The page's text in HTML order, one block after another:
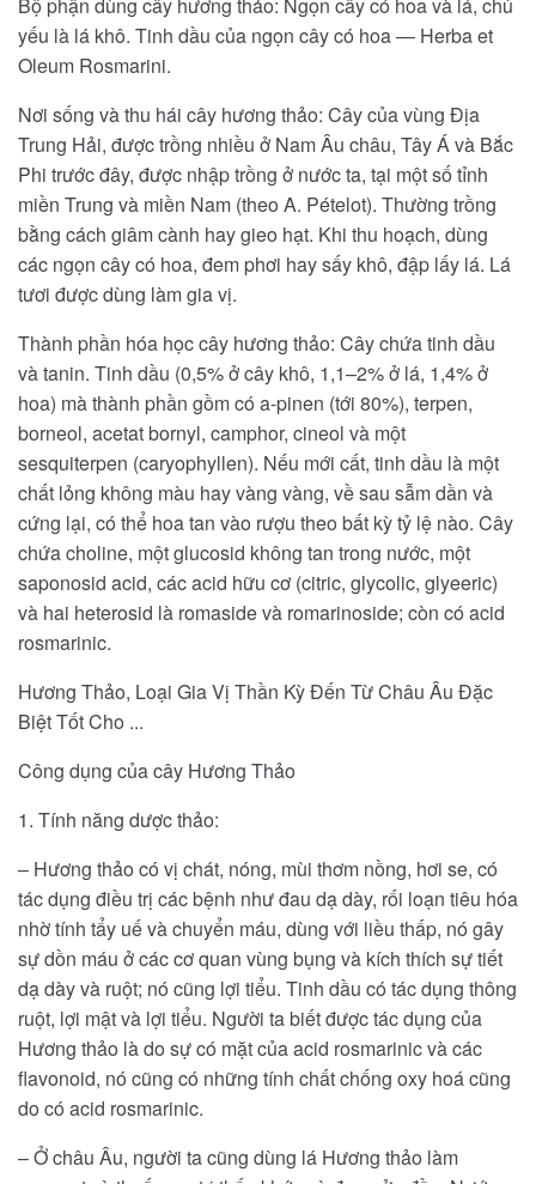
yếu là lá khô. Tinh dầu của ngọn cây có hoa — Herba et
Oleum Rosmarini.
Nơi sống và thu hái cây hương thảo: Cây của vùng Địa
Trung Hải, được trồng nhiều ở Nam Âu châu, Tây Á và Bắc
Phi trước đây, được nhập trồng ở nước ta, tại một số tỉnh
miền Trung và miền Nam (theo A. Pételot). Thường trồng
bằng cách giâm cành hay gieo hạt. Khi thu hoạch, dùng
các ngọn cây có hoa, đem phơi hay sấy khô, đập lấy lá. Lá
tươi được dùng làm gia vị.
Thành phần hóa học cây hương thảo: Cây chứa tinh dầu
và tanin. Tinh dầu (0,5% ở cây khô, 1,1–2% ở lá, 1,4% ở
hoa) mà thành phần gồm có a-pinen (tới 80%), terpen,
borneol, acetat bornyl, camphor, cineol và một
sesquiterpen (caryophyllen). Nếu mới cất, tinh dầu là một
chất lỏng không màu hay vàng vàng, về sau sẫm dần và
cứng lại, có thể hoa tan vào rượu theo bất kỳ tỷ lệ nào. Cây
chứa choline, một glucosid không tan trong nước, một
saponosid acid, các acid hữu cơ (citric, glycolic, glyeeric)
và hai heterosid là romaside và romarinoside; còn có acid
rosmarinic.
Hương Thảo, Loại Gia Vị Thần Kỳ Đến Từ Châu Âu Đặc
Biệt Tốt Cho ...
Công dụng của cây Hương Thảo
1. Tính năng dược thảo:
– Hương thảo có vị chát, nóng, mùi thơm nồng, hơi se, có
tác dụng điều trị các bệnh như đau dạ dày, rối loạn tiêu hóa
nhờ tính tẩy uế và chuyển máu, dùng với liều thấp, nó gây
sự dồn máu ở các cơ quan vùng bụng và kích thích sự tiết
dạ dày và ruột; nó cũng lợi tiểu. Tinh dầu có tác dụng thông
ruột, lợi mật và lợi tiểu. Người ta biết được tác dụng của
Hương thảo là do sự có mặt của acid rosmarinic và các
flavonoid, nó cũng có những tính chất chống oxy hoá cũng
do có acid rosmarinic.
– Ở châu Âu, người ta cũng dùng lá Hương thảo làm